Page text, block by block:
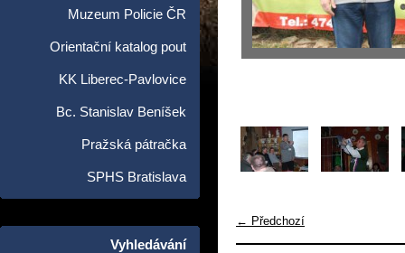
← Předchozí
Muzeum Policie ČR
Orientační katalog pout
KK Liberec-Pavlovice
Bc. Stanislav Beníšek
Pražská pátračka
SPHS Bratislava
Vyhledávání